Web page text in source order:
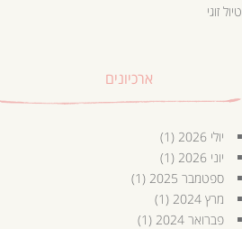
טיול זוגי
ארכיונים
יולי 2026
(1)
יוני 2026
(1)
ספטמבר 2025
(1)
מרץ 2024
(1)
פברואר 2024
(1)